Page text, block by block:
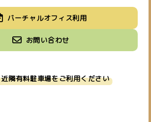
チャルオフィス
office
お知らせ
blog
バーチャルオフィス利用
お問い合わせ
隣有料駐車場をご利用ください